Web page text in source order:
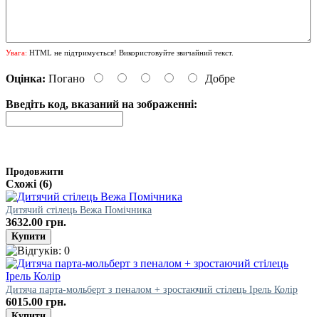
Увага: HTML не підтримується! Використовуйте звичайний текст.
Оцінка: Погано Добре
Введіть код, вказаний на зображенні:
Продовжити
Схожі (6)
Дитячий стілець Вежа Помічника
3632.00 грн.
Дитяча парта-мольберт з пеналом + зростаючий стілець Ірель Колір
6015.00 грн.